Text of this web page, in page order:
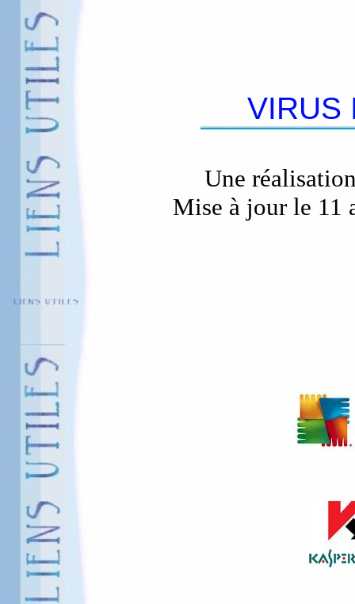
VIRUS
Une
Mise à jour le 11